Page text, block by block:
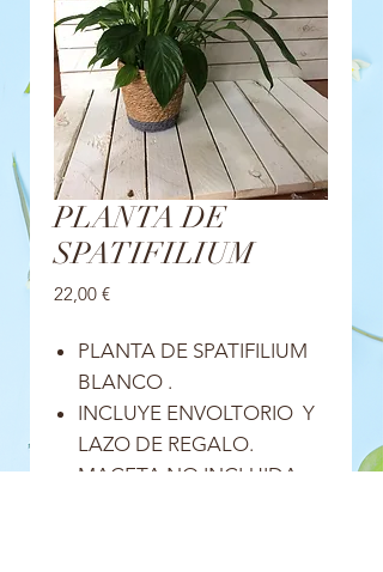
PLANTA DE
SPATIFILIUM
22,00 €Precio
PLANTA DE SPATIFILIUM
BLANCO .
INCLUYE ENVOLTORIO Y
LAZO DE REGALO.
MACETA NO INCLUIDA .